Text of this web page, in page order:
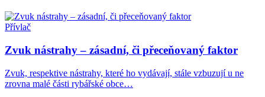
Přívlač
Zvuk nástrahy – zásadní, či přeceňovaný faktor
Zvuk, respektive nástrahy, které ho vydávají, stále vzbuzují u ne
zrovna malé části rybářské obce…